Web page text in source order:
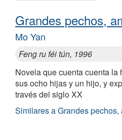
Grandes pechos,
Mo Yan
Feng ru féi tún, 1996
Novela que cuenta cuenta la
sus ocho hijas y un hijo, y
través del siglo XX
Similares a Grandes